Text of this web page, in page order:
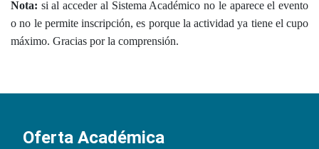
Nota: si al acceder al Sistema Académico no le aparece el evento
o no le permite inscripción, es porque la actividad ya tiene el cupo
máximo. Gracias por la comprensión.
Oferta Académica